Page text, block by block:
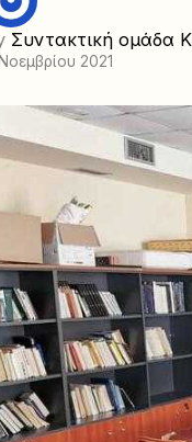
Συντακτική ομάδα
2021